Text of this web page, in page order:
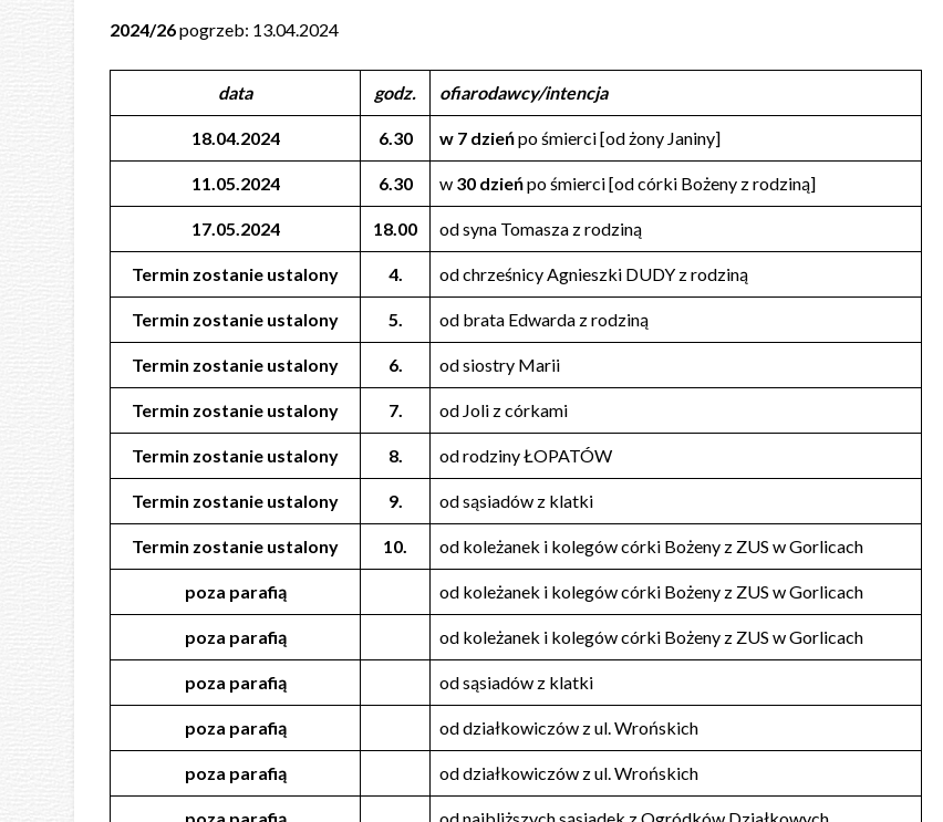
2024/26pogrzeb: 13.04.2024
data godz. ofiarodawcy/intencja
18.04.2024 6.30 w 7 dzieńpo śmierci [od żony Janiny]
11.05.2024 6.30 w 30 dzieńpo śmierci [od córki Bożeny z rodziną]
17.05.2024 18.00 od syna Tomasza z rodziną
Termin zostanie ustalony 4. od chrześnicy Agnieszki DUDY z rodziną
Termin zostanie ustalony 5. od brata Edwarda z rodziną
Termin zostanie ustalony 6. od siostry Marii
Termin zostanie ustalony 7. od Joli z córkami
Termin zostanie ustalony 8. od rodziny ŁOPATÓW
Termin zostanie ustalony 9. od sąsiadów z klatki
Termin zostanie ustalony 10. od koleżanek i kolegów córki Bożeny z ZUS w Gorlicach
poza parafią od koleżanek i kolegów córki Bożeny z ZUS w Gorlicach
poza parafią od koleżanek i kolegów córki Bożeny z ZUS w Gorlicach
poza parafią od sąsiadów z klatki
poza parafią od działkowiczów z ul. Wrońskich
poza parafią od działkowiczów z ul. Wrońskich